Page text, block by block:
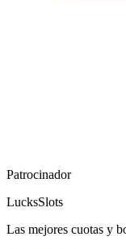
Patrocinador
LucksSlots
Las mejores cuotas y